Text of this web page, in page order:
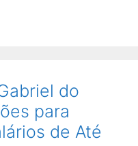
do
para
de Até